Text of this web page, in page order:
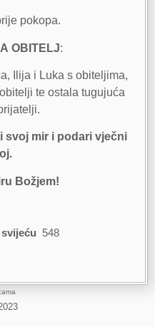
pokopa.
OBITELJ:
Ilija i Luka s obiteljima,
te ostala tugujuća
svoj mir i podari vječni
Božjem!
548